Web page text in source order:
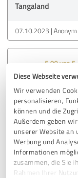
Diese Webseite
Wir verwenden
personalisieren,
können und die
Außerdem geben
unserer Website an
Werbung und
Informationen
zusammen, die Sie
Rahmen Ihrer
Tangaland
07.10.2023 Anonym
5,00 von 5
SEHR
Wunderschönes
Design und
Stoff und Farbe
Tangaland
großer Qualität
Originaltext anzeigen